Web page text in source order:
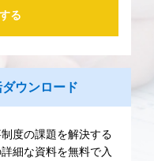
る
ウンロード
度の課題を解決する
細な資料を無料で入